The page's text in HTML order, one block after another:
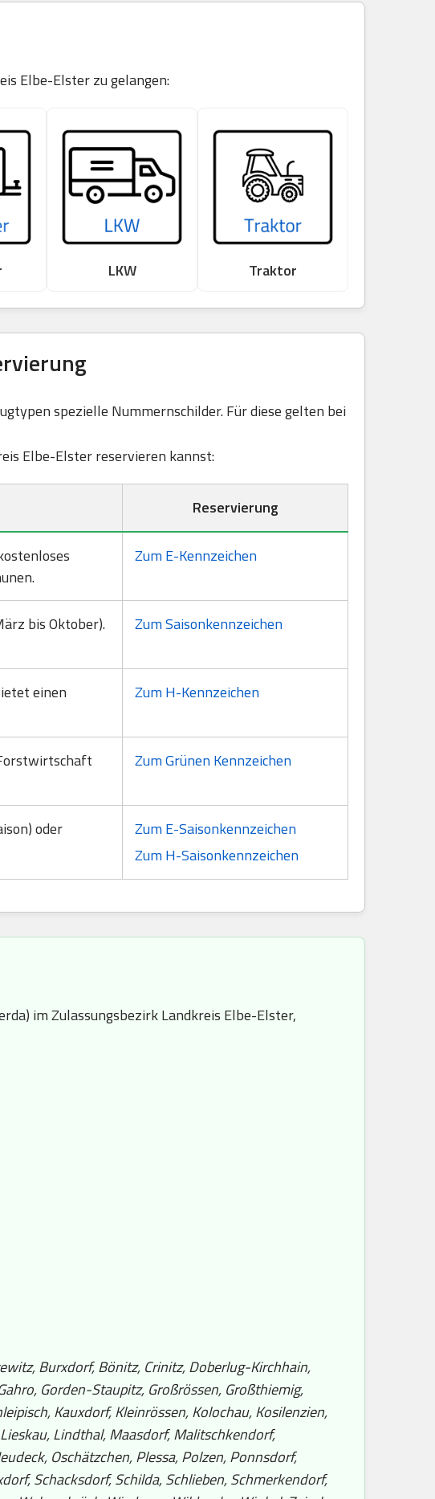
Elbe-Elster zu gelangen:
LKW Traktor
spezielle Nummernschilder. Für diese gelten bei
Elbe-Elster reservieren kannst:
Reservierung
Zum E-Kennzeichen
bis Oktober).
Zum Saisonkennzeichen
einen
Zum H-Kennzeichen
Zum Grünen Kennzeichen
oder
Zum E-Saisonkennzeichen
Zum H-Saisonkennzeichen
im Zulassungsbezirk Landkreis Elbe-Elster,
Burxdorf, Bönitz, Crinitz, Doberlug-Kirchhain,
Gorden-Staupitz, Großrössen, Großthiemig,
Kauxdorf, Kleinrössen, Kolochau, Kosilenzien,
Lindthal, Maasdorf, Malitschkendorf,
Oschätzchen, Plessa, Polzen, Ponnsdorf,
Schacksdorf, Schilda, Schlieben, Schmerkendorf,